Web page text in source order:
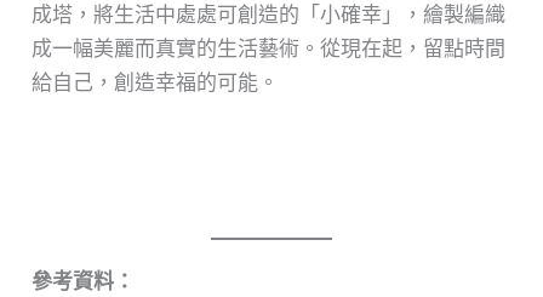
成塔，將生活中處處可創造的「小確幸」，繪製編織
成一幅美麗而真實的生活藝術。從現在起，留點時間
給自己，創造幸福的可能。
參考資料：